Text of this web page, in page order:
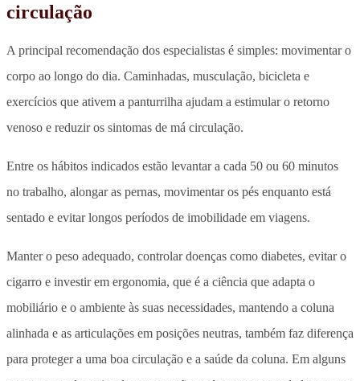
circulação
A principal recomendação dos especialistas é simples: movimentar o
corpo ao longo do dia. Caminhadas, musculação, bicicleta e
exercícios que ativem a panturrilha ajudam a estimular o retorno
venoso e reduzir os sintomas de má circulação.
Entre os hábitos indicados estão levantar a cada 50 ou 60 minutos
no trabalho, alongar as pernas, movimentar os pés enquanto está
sentado e evitar longos períodos de imobilidade em viagens.
Manter o peso adequado, controlar doenças como diabetes, evitar o
cigarro e investir em ergonomia, que é a ciência que adapta o
mobiliário e o ambiente às suas necessidades, mantendo a coluna
alinhada e as articulações em posições neutras, também faz diferença
para proteger a uma boa circulação e a saúde da coluna. Em alguns